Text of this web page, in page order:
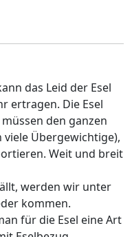
das Leid der Esel
ertragen. Die Esel
den ganzen
viele Übergewichtige),
Weit und breit
werden wir unter
kommen.
für die Esel eine Art